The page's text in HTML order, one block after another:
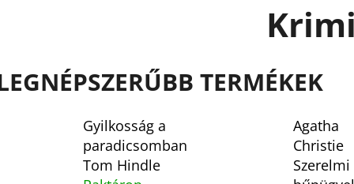
Krimi
TERMÉKEK
Gyilkosság a
paradicsomban
Tom Hindle
Agatha
Christie
Szerelmi
AJÁNLJUK